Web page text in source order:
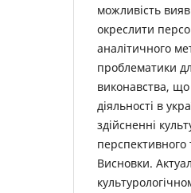
можливість
окреслити
аналітичного
проблематики
виконавства,
діяльності в
здійсненні
перспективного
Висновки.